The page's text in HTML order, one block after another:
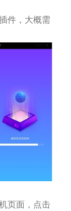
件，大概需
页面，点击